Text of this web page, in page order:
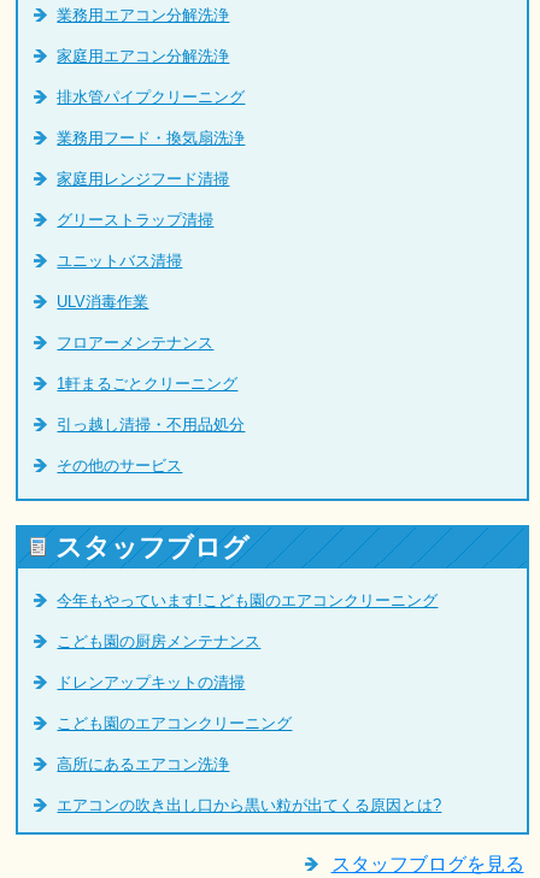
業務用エアコン分解洗浄
家庭用エアコン分解洗浄
排水管パイプクリーニング
業務用フード・換気扇洗浄
家庭用レンジフード清掃
グリーストラップ清掃
ユニットバス清掃
ULV消毒作業
フロアーメンテナンス
1軒まるごとクリーニング
引っ越し清掃・不用品処分
その他のサービス
スタッフブログ
今年もやっています!こども園のエアコンクリーニング
こども園の厨房メンテナンス
ドレンアップキットの清掃
こども園のエアコンクリーニング
高所にあるエアコン洗浄
エアコンの吹き出し口から黒い粒が出てくる原因とは?
スタッフブログを見る